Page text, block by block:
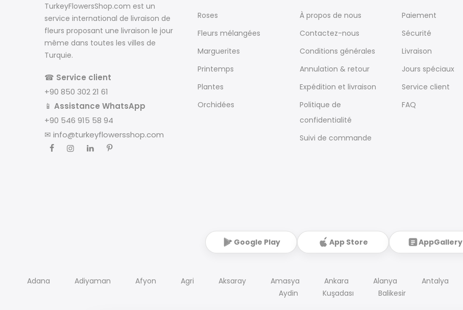
TurkeyFlowersShop.com est un
service international de livraison de
fleurs proposant une livraison le jour
même dans toutes les villes de
Turquie.
☎ Service client
+90 850 302 21 61
📱 Assistance WhatsApp
+90 546 915 58 94
✉ info@turkeyflowersshop.com
Roses
Fleurs mélangées
Marguerites
Printemps
Plantes
Orchidées
À propos de nous
Contactez-nous
Conditions générales
Annulation & retour
Expédition et livraison
Politique de
confidentialité
Suivi de commande
Paiement
Sécurité
Livraison
Jours spéciaux
Service client
FAQ
Google Play App Store AppGallery
Adana Adiyaman Afyon Agri Aksaray Amasya Ankara Alanya Antalya
Aydin
Kuşadası Balikesir